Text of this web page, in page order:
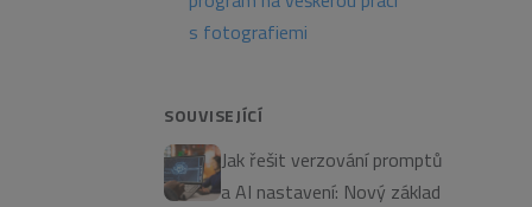
s fotografiemi
SOUVISEJÍCÍ
Jak řešit verzování promptů
a AI nastavení: Nový základ